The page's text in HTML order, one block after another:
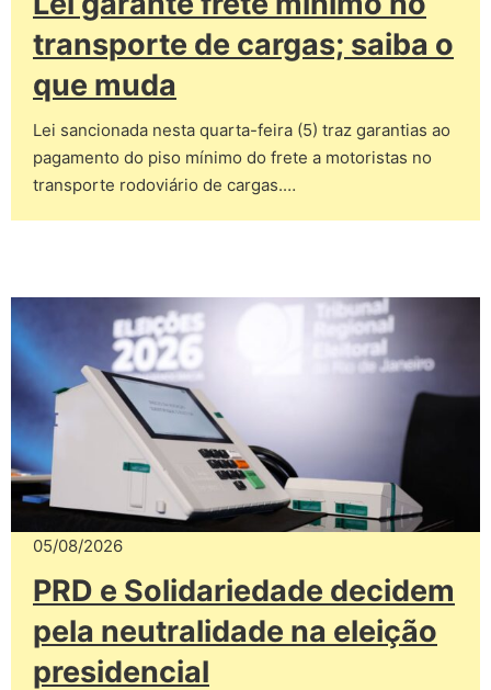
transporte de cargas; saiba o
que muda
Lei sancionada nesta quarta-feira (5) traz garantias ao
pagamento do piso mínimo do frete a motoristas no
transporte rodoviário de cargas.…
05/08/2026
PRD e Solidariedade decidem
pela neutralidade na eleição
presidencial